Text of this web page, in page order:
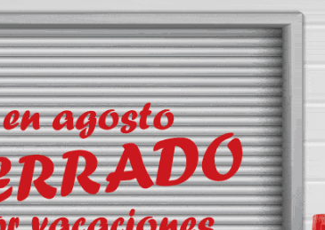
capacidad de descarga de 60
metros cúbicos por hora cada uno.
La terminal dispone ahora de seis
descargadores en total.
Por su parte, en la terminal del
puerto de Ferrol, DBA Ferrol Port,
Hafesa prevé iniciar la demolición
de las instalaciones existentes en el
mes de eneros, según avanza
Guardamino. A partir de ahí, la
compañía construirá una nueva
planta que será multimodal, con
acceso por tren, barco y carretera,